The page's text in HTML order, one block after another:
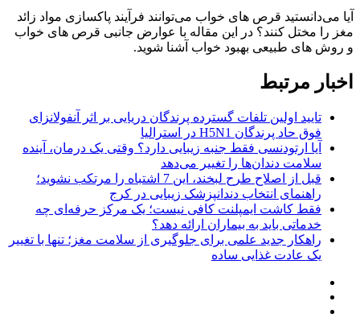
آیا می‌دانستید قرص‌ های خواب می‌توانند فرآیند پاکسازی مواد زائد
مغز را مختل کنند؟ در این مقاله با عوارض جانبی قرص‌ های خواب
و روش‌ های طبیعی بهبود خواب آشنا شوید.
اخبار مرتبط
تایید اولین تلفات گسترده پرندگان دریایی بر اثر آنفولانزای
فوق حاد پرندگان H5N1 در استرالیا
آیا ارتودنسی فقط جنبه زیبایی دارد؟ وقتی یک درمان، آینده
سلامت دندان‌ها را تغییر می‌دهد
قبل از اصلاح طرح لبخند، این 7 اشتباه را مرتکب نشوید؛
راهنمای انتخاب دندانپزشک زیبایی در کرج
فقط کاشت ایمپلنت کافی نیست؛ یک مرکز حرفه‌ای چه
خدماتی باید به بیماران ارائه دهد؟
راهکار جدید علمی برای جلوگیری از سلامت مغز؛ تنها با تغییر
یک عادت غذایی ساده